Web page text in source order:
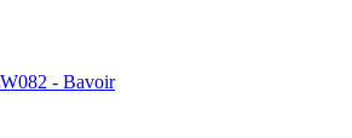
- Bavoir